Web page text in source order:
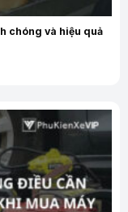
chóng và hiệu quả